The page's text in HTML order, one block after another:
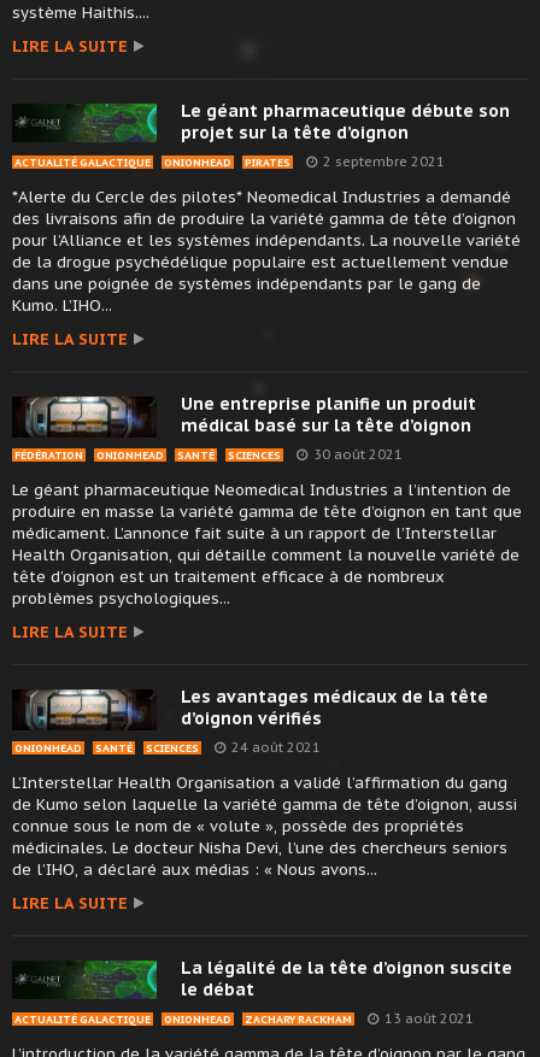
système Haithis....
LIRE LA SUITE
Le géant pharmaceutique débute son
projet sur la tête d’oignon
ACTUALITÉ GALACTIQUE ONIONHEAD PIRATES 2 septembre 2021
*Alerte du Cercle des pilotes* Neomedical Industries a demandé
des livraisons afin de produire la variété gamma de tête d’oignon
pour l’Alliance et les systèmes indépendants. La nouvelle variété
de la drogue psychédélique populaire est actuellement vendue
dans une poignée de systèmes indépendants par le gang de
Kumo. L’IHO...
LIRE LA SUITE
Une entreprise planifie un produit
médical basé sur la tête d’oignon
FÉDÉRATION ONIONHEAD SANTÉ SCIENCES 30 août 2021
Le géant pharmaceutique Neomedical Industries a l’intention de
produire en masse la variété gamma de tête d’oignon en tant que
médicament. L’annonce fait suite à un rapport de l’Interstellar
Health Organisation, qui détaille comment la nouvelle variété de
tête d’oignon est un traitement efficace à de nombreux
problèmes psychologiques...
LIRE LA SUITE
Les avantages médicaux de la tête
d’oignon vérifiés
ONIONHEAD SANTÉ SCIENCES 24 août 2021
L’Interstellar Health Organisation a validé l’affirmation du gang
de Kumo selon laquelle la variété gamma de tête d’oignon, aussi
connue sous le nom de « volute », possède des propriétés
médicinales. Le docteur Nisha Devi, l’une des chercheurs seniors
de l’IHO, a déclaré aux médias : « Nous avons...
LIRE LA SUITE
La légalité de la tête d’oignon suscite
le débat
ACTUALITÉ GALACTIQUE ONIONHEAD ZACHARY RACKHAM 13 août 2021